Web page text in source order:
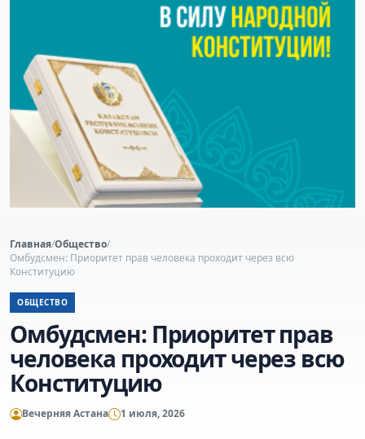
Главная/Общество/
Омбудсмен: Приоритет прав человека проходит через всю
Конституцию
ОБЩЕСТВО
Омбудсмен: Приоритет прав
человека проходит через всю
Конституцию
Вечерняя Астана 1 июля, 2026